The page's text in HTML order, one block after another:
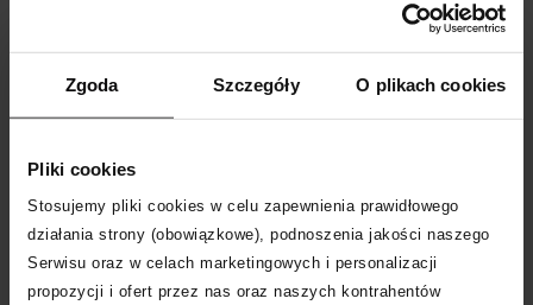
Zgoda Szczegóły O plikach cookies
Pliki cookies
Stosujemy pliki cookies w celu zapewnienia prawidłowego
działania strony (obowiązkowe), podnoszenia jakości naszego
Serwisu oraz w celach marketingowych i personalizacji
propozycji i ofert przez nas oraz naszych kontrahentów
ROZMIAR UNIWERSALNY
DODAJ DO KOSZYKA
Dostawa od 0 zł